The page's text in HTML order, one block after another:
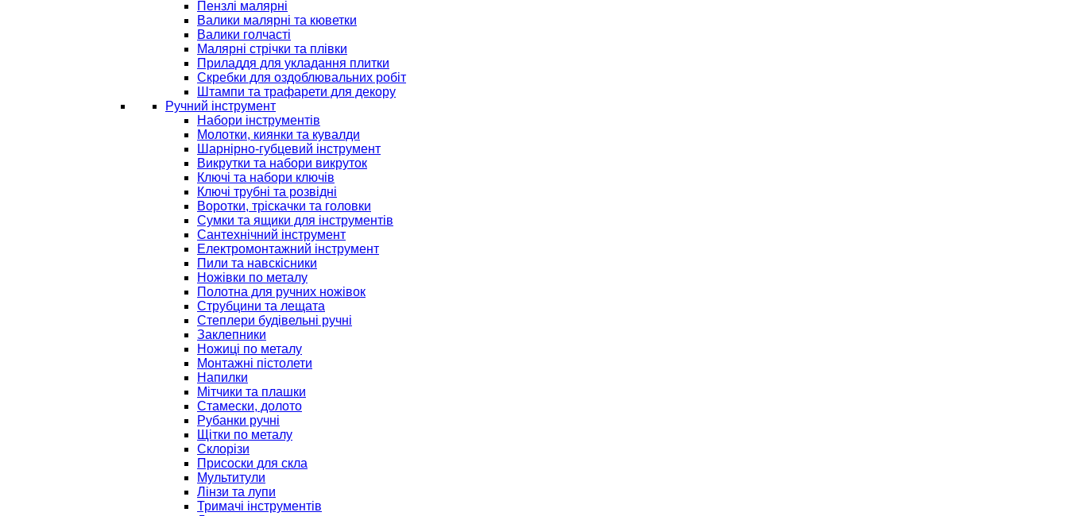
Пензлі малярні
Валики малярні та кюветки
Валики голчасті
Малярні стрічки та плівки
Приладдя для укладання плитки
Скребки для оздоблювальних робіт
Штампи та трафарети для декору
Ручний інструмент
Набори інструментів
Молотки, киянки та кувалди
Шарнірно-губцевий інструмент
Викрутки та набори викруток
Ключі та набори ключів
Ключі трубні та розвідні
Воротки, тріскачки та головки
Сумки та ящики для інструментів
Сантехнічний інструмент
Електромонтажний інструмент
Пили та навскісники
Ножівки по металу
Полотна для ручних ножівок
Струбцини та лещата
Степлери будівельні ручні
Заклепники
Ножиці по металу
Монтажні пістолети
Напилки
Мітчики та плашки
Стамески, долото
Рубанки ручні
Щітки по металу
Склорізи
Присоски для скла
Мультитули
Лінзи та лупи
Тримачі інструментів